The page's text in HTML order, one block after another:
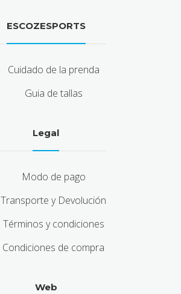
ESCOZESPORTS
Cuidado de la prenda
Guia de tallas
Legal
Modo de pago
Transporte y Devolución
Términos y condiciones
Condiciones de compra
Web